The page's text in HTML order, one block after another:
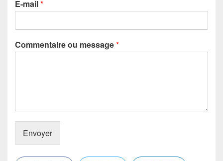
E-mail*
Commentaire ou message*
Envoyer